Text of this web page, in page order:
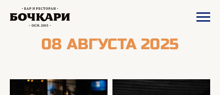
08 АВГУСТА 2025